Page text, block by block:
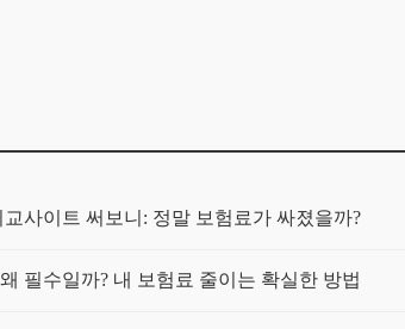
사이트 써보니: 정말 보험료가 싸졌을까?
필수일까? 내 보험료 줄이는 확실한 방법